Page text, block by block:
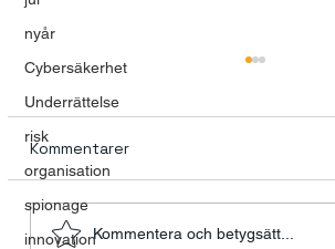
nyår
Cybersäkerhet
Underrättelse
risk
organisation
spionage
innovation
Kommentarer
Kommentera och betygsätt...